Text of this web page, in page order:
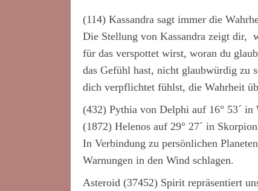
(114) Kassandra sagt immer die
Die Stellung von Kassandra zeigt dir,
für das verspottet wirst, woran du
das Gefühl hast, nicht glaubwürdig zu
dich verpflichtet fühlst, die Wahrheit
(432) Pythia von Delphi auf 16° 53´ in
(1872) Helenos auf 29° 27´ in
In Verbindung zu persönlichen
Warnungen in den Wind schlagen.
Asteroid (37452) Spirit repräsentiert